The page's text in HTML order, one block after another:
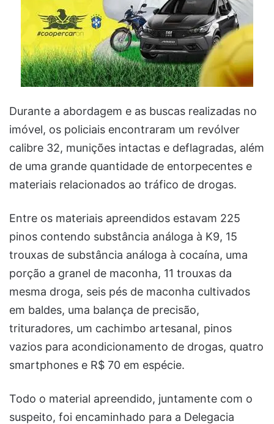
Durante a abordagem e as buscas realizadas no
imóvel, os policiais encontraram um revólver
calibre 32, munições intactas e deflagradas, além
de uma grande quantidade de entorpecentes e
materiais relacionados ao tráfico de drogas.
Entre os materiais apreendidos estavam 225
pinos contendo substância análoga à K9, 15
trouxas de substância análoga à cocaína, uma
porção a granel de maconha, 11 trouxas da
mesma droga, seis pés de maconha cultivados
em baldes, uma balança de precisão,
trituradores, um cachimbo artesanal, pinos
vazios para acondicionamento de drogas, quatro
smartphones e R$ 70 em espécie.
Todo o material apreendido, juntamente com o
suspeito, foi encaminhado para a Delegacia